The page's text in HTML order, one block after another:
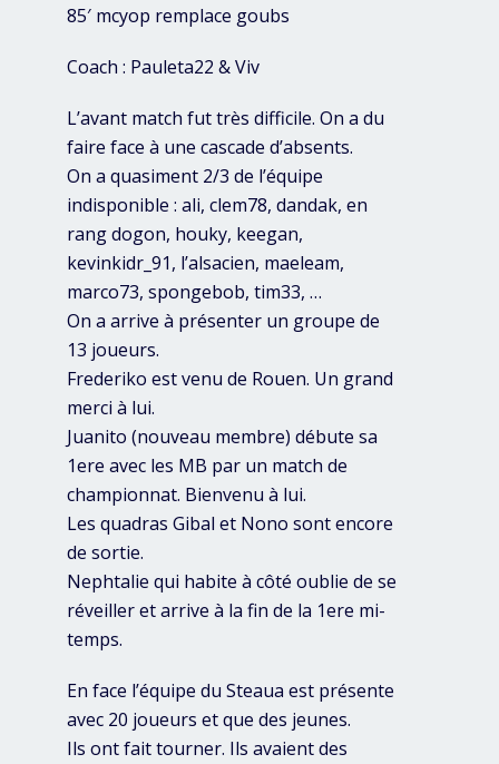
85′ mcyop remplace goubs
Coach : Pauleta22 & Viv
L’avant match fut très difficile. On a du
faire face à une cascade d’absents.
On a quasiment 2/3 de l’équipe
indisponible : ali, clem78, dandak, en
rang dogon, houky, keegan,
kevinkidr_91, l’alsacien, maeleam,
marco73, spongebob, tim33, …
On a arrive à présenter un groupe de
13 joueurs.
Frederiko est venu de Rouen. Un grand
merci à lui.
Juanito (nouveau membre) débute sa
1ere avec les MB par un match de
championnat. Bienvenu à lui.
Les quadras Gibal et Nono sont encore
de sortie.
Nephtalie qui habite à côté oublie de se
réveiller et arrive à la fin de la 1ere mi-
temps.
En face l’équipe du Steaua est présente
avec 20 joueurs et que des jeunes.
Ils ont fait tourner. Ils avaient des